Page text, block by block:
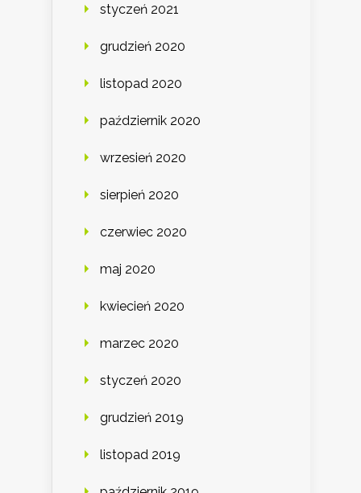
styczeń 2021
grudzień 2020
listopad 2020
październik 2020
wrzesień 2020
sierpień 2020
czerwiec 2020
maj 2020
kwiecień 2020
marzec 2020
styczeń 2020
grudzień 2019
listopad 2019